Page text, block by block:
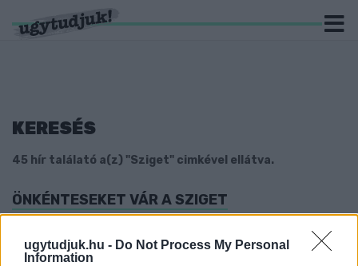
ugytudjuk.hu - Do Not Process My Personal
Information
KERESÉS
45 hír találató a(z) "Sziget" cimkével ellátva.
ÖNKÉNTESEKET VÁR A SZIGET
A segítségért cserébe jár a fesztiválra szóló bérlet, elkülönített
sátorhely, önkéntes póló és napi egyszeri étkezés.